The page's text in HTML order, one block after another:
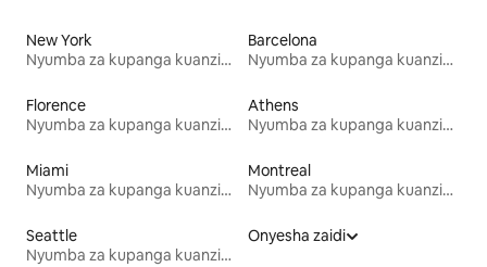
New York
Nyumba za kupanga kuanzia mwezi mmoja
Barcelona
Nyumba za kupanga kuanzia mwezi mmoja
Florence
Nyumba za kupanga kuanzia mwezi mmoja
Athens
Nyumba za kupanga kuanzia mwezi mmoja
Miami
Nyumba za kupanga kuanzia mwezi mmoja
Montreal
Nyumba za kupanga kuanzia mwezi mmoja
Seattle
Nyumba za kupanga kuanzia mwezi mmoja
Onyesha zaidi